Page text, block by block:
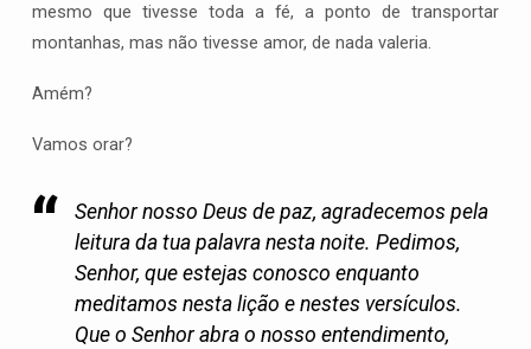
mesmo que tivesse toda a fé, a ponto de transportar
montanhas, mas não tivesse amor, de nada valeria.
Amém?
Vamos orar?
Senhor nosso Deus de paz, agradecemos pela
leitura da tua palavra nesta noite. Pedimos,
Senhor, que estejas conosco enquanto
meditamos nesta lição e nestes versículos.
Que o Senhor abra o nosso entendimento,